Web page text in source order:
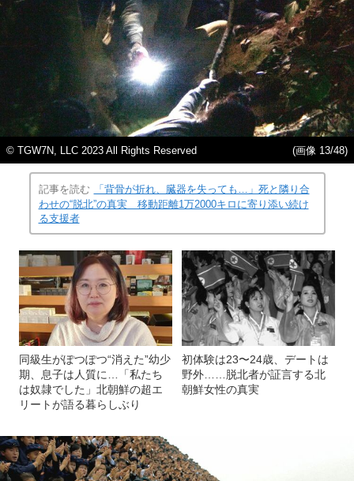
© TGW7N, LLC 2023 All Rights Reserved (画像 13/48)
記事を読む
「背骨が折れ、臓器を失っても…」死と隣り合
わせの“脱北”の真実 移動距離1万2000キロに寄り添い続け
る支援者
同級生がぽつぽつ“消えた”幼少
期、息子は人質に…「私たち
は奴隷でした」北朝鮮の超エ
リートが語る暮らしぶり
初体験は23〜24歳、デートは
野外……脱北者が証言する北
朝鮮女性の真実